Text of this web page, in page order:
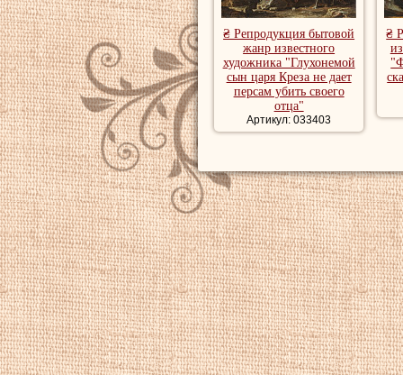
некоторое
Фальконе,
оригинальную
соединять
оживленной
Флоренции,
Лоррена.
самобытным
изображает
чащи, особенно
картины на
главное
₴ Репродукция бытовой
жанр известного
художника "Глухонемой
сын царя Креза не дает
персам убить своего
отца"
Артикул: 033403
₴